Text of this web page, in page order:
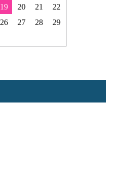
19 20 21
22
26 27 28
29